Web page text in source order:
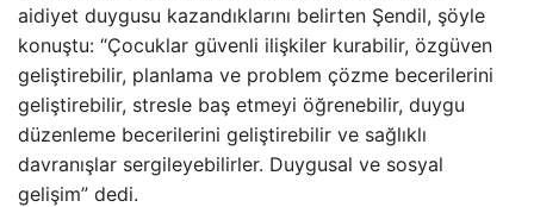
aidiyet duygusu kazandıklarını belirten Şendil, şöyle
konuştu: “Çocuklar güvenli ilişkiler kurabilir, özgüven
geliştirebilir, planlama ve problem çözme becerilerini
geliştirebilir, stresle baş etmeyi öğrenebilir, duygu
düzenleme becerilerini geliştirebilir ve sağlıklı
davranışlar sergileyebilirler. Duygusal ve sosyal
gelişim” dedi.